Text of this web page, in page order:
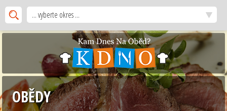
... vyberte okres ...
OBĚDY